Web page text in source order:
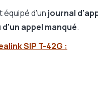
équipé d'un journal
appel manqué.
SIP T-42G :